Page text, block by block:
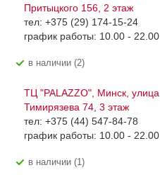
Притыцкого 156, 2 этаж
тел: +375 (29) 174-15-24
график работы: 10.00 - 22.00
В наличии (2)
ТЦ "PALAZZO", Минск, улица
Тимирязева 74, 3 этаж
тел: +375 (44) 547-84-78
график работы: 10.00 - 22.00
В наличии (1)